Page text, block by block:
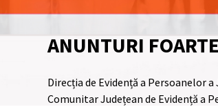
ANUNTURI
Direcția de Evidență a Persoanelor
Comunitar Județean de Evidență a